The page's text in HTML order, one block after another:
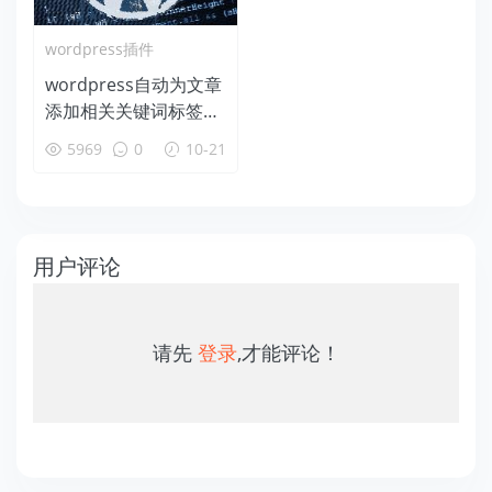
wordpress插件
wordpress自动为文章
添加相关关键词标签插
件:WP AutoTags
5969 0 10-21
用户评论
请先 登录,才能评论！